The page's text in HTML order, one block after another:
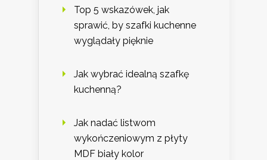
Top 5 wskazówek, jak
sprawić, by szafki kuchenne
wyglądały pięknie
Jak wybrać idealną szafkę
kuchenną?
Jak nadać listwom
wykończeniowym z płyty
MDF biały kolor